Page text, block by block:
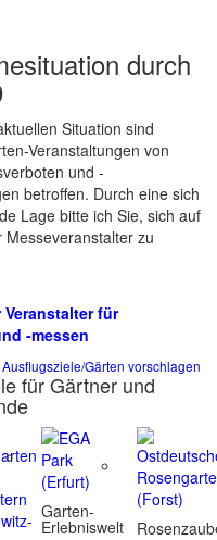
durch
Situation sind
Veranstaltungen von
und -
betroffen. Durch eine sich
Lage bitte ich Sie, sich auf
Messeveranstalter zu
für
-messen
Ausflugsziele/Gärten vorschlagen
für Gärtner und
Garten-
Erlebniswelt